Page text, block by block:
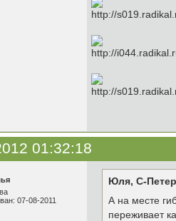
01:32:18
07-08-2011
Юля, С-
А на месте
переживает